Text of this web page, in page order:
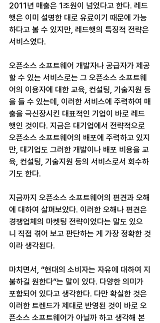
2011년 매출은 1조원이 넘었다고 한다. 레드
햇은 이미 설명한 대로 유료이기 때문에 가능
하다고 볼 수 있지만, 레드햇의 특징적 전략은
서비스였다.
오픈소스 소프트웨어 개발자나 공급자가 제공
할 수 있는 서비스로는 그 오픈소스 소프트웨
어의 이용자에 대한 교육, 컨설팅, 기술지원 등
을 들 수 있는데, 이러한 서비스에 주력하여 매
출을 극신장시킨 대표적인 기업이 바로 레드
햇인 것이다. 지금은 대기업에서 전략적으로
오픈소스 소프트웨어의 배포에 주력하고 있지
만, 대기업도 그러한 개발이나 배포 비용을 교
육, 컨설팅, 기술지원 등의 서비스로서 회수하
기도 한다.
지금까지 오픈소스 소프트웨어의 편견과 오해
에 대하여 살펴보았다. 이러한 오해나 편견은
경쟁업체의 마켓팅 전략이었다는 말도 있으
니 직접 겪어 보고 판단하는 게 가장 정확한 것
이라 생각된다.
마치면서, “현대의 소비자는 자유에 대하여 지
불하길 원한다”는 말이 있다. 다양한 의미가
포함되어 있다고 생각한다. 다만 확실한 것은
이러한 트렌드가 제대로 반영된 것이 바로 오
픈소스 소프트웨어가 아닐까 하고 생각해 본